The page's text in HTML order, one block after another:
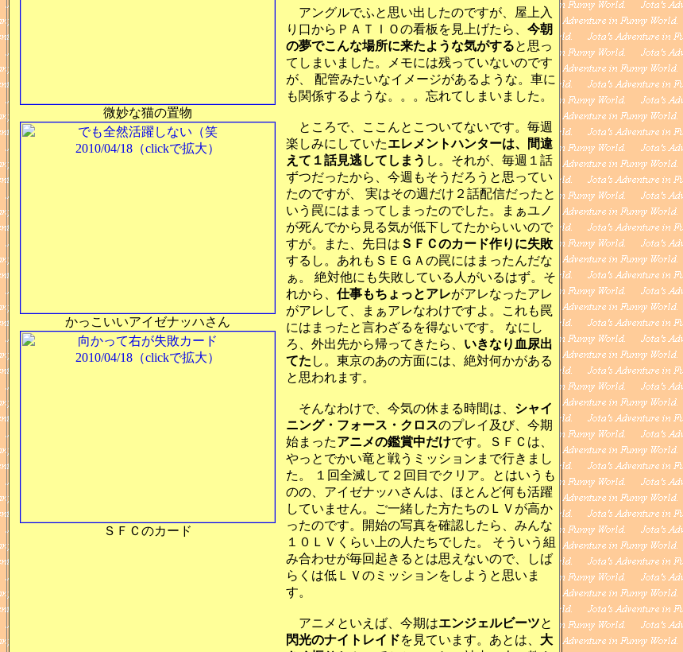
微妙な猫の置物
かっこいいアイゼナッハさん
ＳＦＣのカード
アングルでふと思い出したのですが、屋上入
り口からＰＡＴＩＯの看板を見上げたら、 今朝
の夢でこんな場所に来たような気がすると思っ
てしまいました。メモには残っていないのです
が、 配管みたいなイメージがあるような。車に
も関係するような。。。忘れてしまいました。
ところで、ここんとこついてないです。毎週
楽しみにしていたエレメントハンターは、間違
えて１話見逃してしまう し。それが、毎週１話
ずつだったから、今週もそうだろうと思ってい
たのですが、 実はその週だけ２話配信だったと
いう罠にはまってしまったのでした。まぁユノ
が死んでから見る気が低下してたからいいので
すが。また、先日は ＳＦＣのカード作りに失敗
するし。あれもＳＥＧＡの罠にはまったんだな
ぁ。 絶対他にも失敗している人がいるはず。そ
れから、 仕事もちょっとアレがアレなったアレ
がアレして、まぁアレなわけですよ。これも罠
にはまったと言わざるを得ないです。 なにし
ろ、外出先から帰ってきたら、 いきなり血尿出
てた し。東京のあの方面には、絶対何かがある
と思われます。
そんなわけで、今気の休まる時間は、 シャイ
ニング・フォース・クロスのプレイ及び、今期
始まったアニメの鑑賞中だけです。ＳＦＣは、
やっとでかい竜と戦うミッションまで行きまし
た。 １回全滅して２回目でクリア。とはいうも
のの、アイゼナッハさんは、ほとんど何も活躍
していません。ご一緒した方たちのＬＶが高か
ったのです。開始の写真を確認したら、みんな
１０ＬＶくらい上の人たちでした。 そういう組
み合わせが毎回起きるとは思えないので、しば
らくは低ＬＶのミッションをしようと思いま
す。
アニメといえば、今期はエンジェルビーツと
閃光のナイトレイドを見ています。あとは、 大